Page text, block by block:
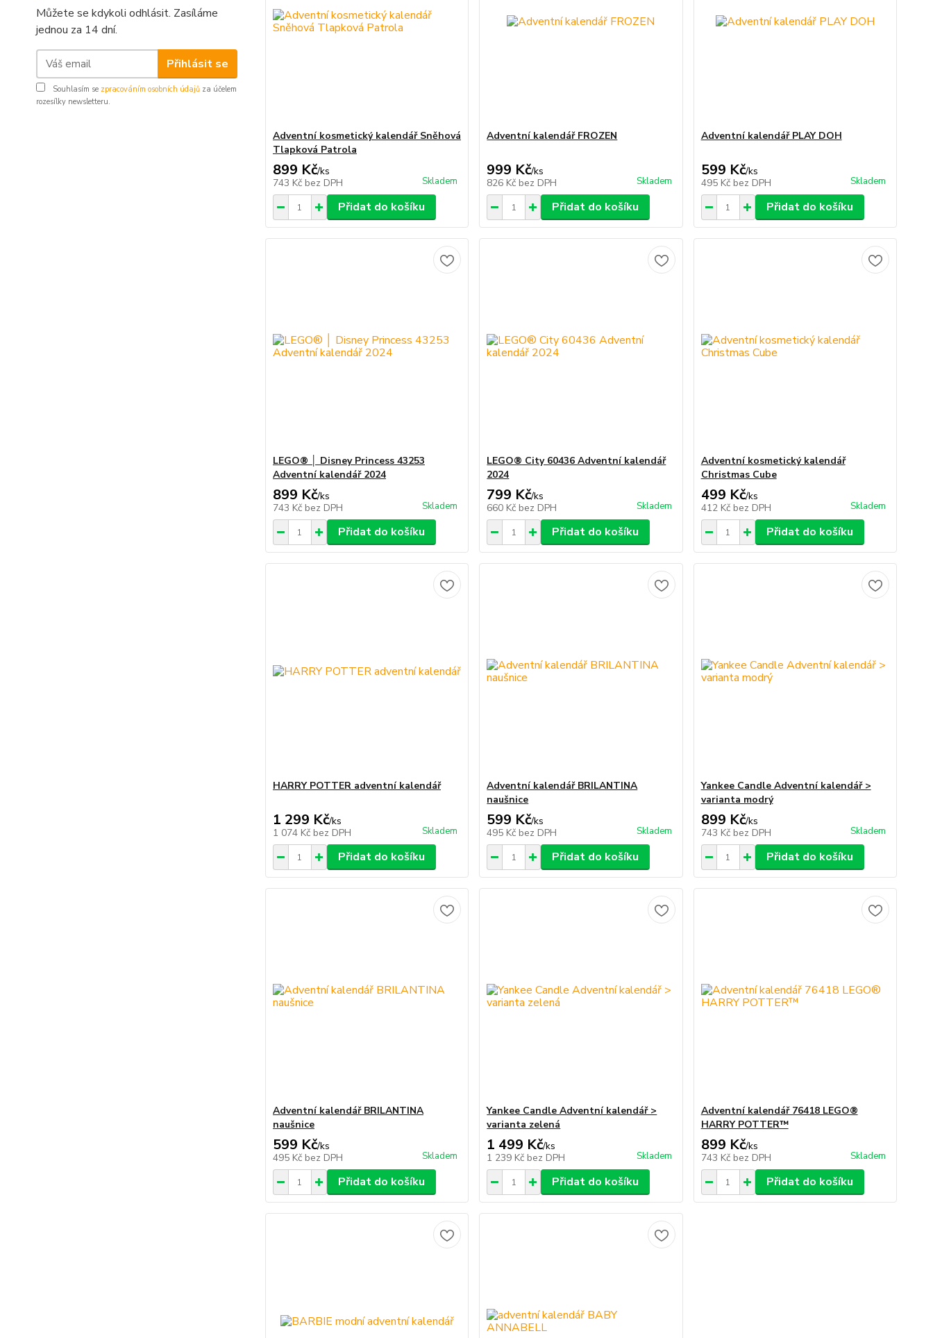
Můžete se kdykoli odhlásit. Zasíláme
jednou za 14 dní.
Přihlásit se
Souhlasím se zpracováním osobních údajů za účelem
rozesílky newsletteru.
Adventní kosmetický kalendář Sněhová
Tlapková Patrola
899 Kč/ks
743 Kč bez DPH Skladem
Přidat do košíku
Adventní kalendář FROZEN
999 Kč/ks
826 Kč bez DPH Skladem
Přidat do košíku
Adventní kalendář PLAY DOH
599 Kč/ks
495 Kč bez DPH Skladem
Přidat do košíku
LEGO® │ Disney Princess 43253
Adventní kalendář 2024
899 Kč/ks
743 Kč bez DPH Skladem
Přidat do košíku
LEGO® City 60436 Adventní kalendář
2024
799 Kč/ks
660 Kč bez DPH Skladem
Přidat do košíku
Adventní kosmetický kalendář
Christmas Cube
499 Kč/ks
412 Kč bez DPH Skladem
Přidat do košíku
HARRY POTTER adventní kalendář
1 299 Kč/ks
1 074 Kč bez DPH Skladem
Přidat do košíku
Adventní kalendář BRILANTINA
naušnice
599 Kč/ks
495 Kč bez DPH Skladem
Přidat do košíku
Yankee Candle Adventní kalendář >
varianta modrý
899 Kč/ks
743 Kč bez DPH Skladem
Přidat do košíku
Adventní kalendář BRILANTINA
naušnice
599 Kč/ks
495 Kč bez DPH Skladem
Přidat do košíku
Yankee Candle Adventní kalendář >
varianta zelená
1 499 Kč/ks
1 239 Kč bez DPH Skladem
Přidat do košíku
Adventní kalendář 76418 LEGO®
HARRY POTTER™
899 Kč/ks
743 Kč bez DPH Skladem
Přidat do košíku